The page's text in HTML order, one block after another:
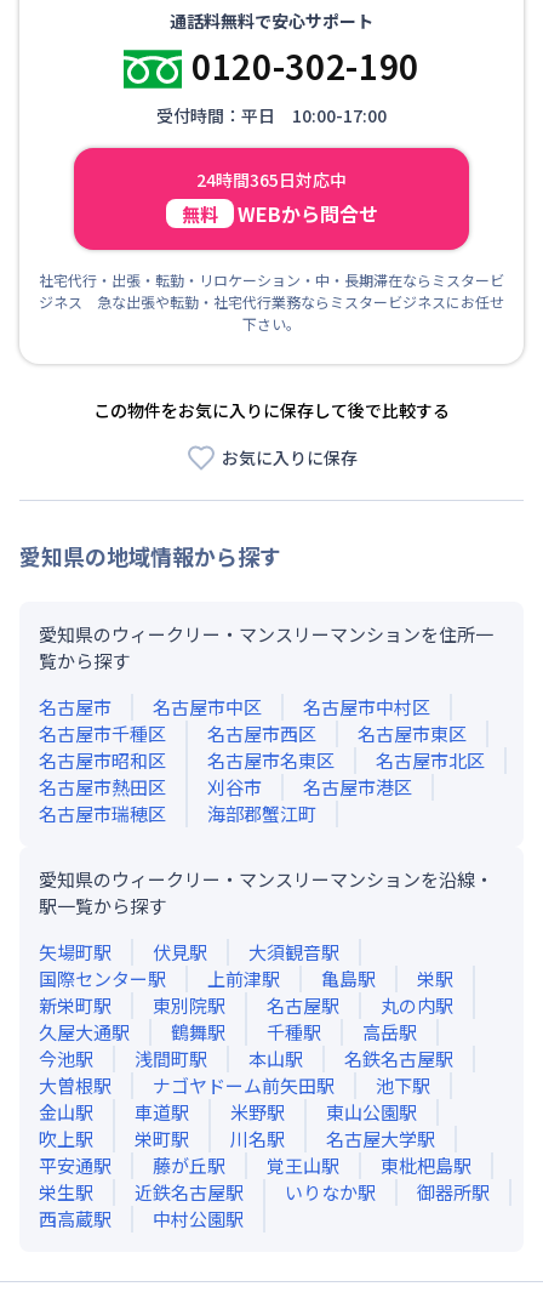
通話料無料で安心サポート
0120-302-190
受付時間：平日 10:00-17:00
24時間365日対応中
無料 WEBから問合せ
社宅代行・出張・転勤・リロケーション・中・長期滞在ならミスタービ
ジネス 急な出張や転勤・社宅代行業務ならミスタービジネスにお任せ
下さい。
この物件をお気に入りに保存して後で比較する
お気に入りに保存
愛知県の地域情報から探す
愛知県のウィークリー・マンスリーマンションを住所一
覧から探す
名古屋市
名古屋市中区
名古屋市中村区
名古屋市千種区
名古屋市西区
名古屋市東区
名古屋市昭和区
名古屋市名東区
名古屋市北区
名古屋市熱田区
刈谷市
名古屋市港区
名古屋市瑞穂区
海部郡蟹江町
愛知県のウィークリー・マンスリーマンションを沿線・
駅一覧から探す
矢場町駅 伏見駅 大須観音駅
国際センター駅 上前津駅 亀島駅 栄駅
新栄町駅 東別院駅 名古屋駅 丸の内駅
久屋大通駅 鶴舞駅 千種駅 高岳駅
今池駅 浅間町駅 本山駅 名鉄名古屋駅
大曽根駅 ナゴヤドーム前矢田駅 池下駅
金山駅 車道駅 米野駅 東山公園駅
吹上駅 栄町駅 川名駅 名古屋大学駅
平安通駅 藤が丘駅 覚王山駅 東枇杷島駅
栄生駅 近鉄名古屋駅 いりなか駅 御器所駅
西高蔵駅 中村公園駅